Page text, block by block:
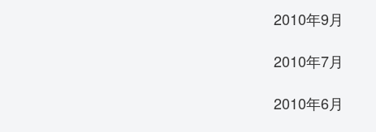
2010年9月
2010年7月
2010年6月